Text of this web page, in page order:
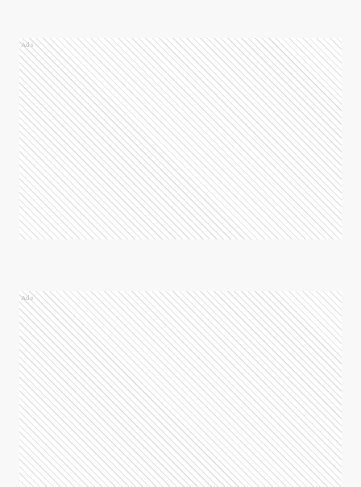
Ads
Ads